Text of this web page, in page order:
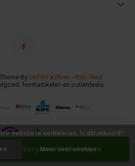
Toevoegen aan winkelwagen
By DMWS x Plus+ - RSS-feed
feestartikelen en outletdeals
website te verbeteren. Is dat akkoord?
Meer over cookies »